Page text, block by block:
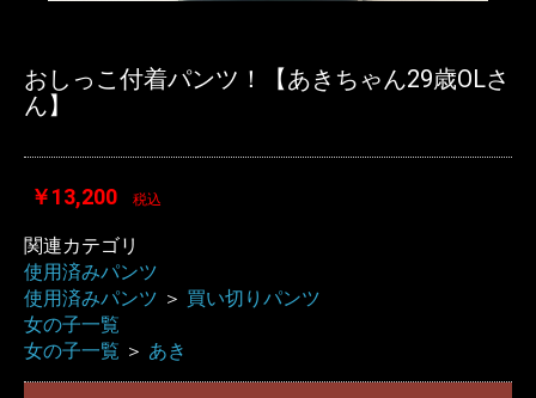
おしっこ付着パンツ！【あきちゃん29歳OLさ
ん】
￥13,200 税込
関連カテゴリ
使用済みパンツ
使用済みパンツ ＞ 買い切りパンツ
女の子一覧
女の子一覧 ＞ あき